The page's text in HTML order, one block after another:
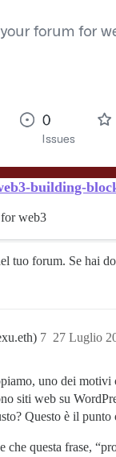
building-
web3
tuo forum. Se hai
27 Luglio
7
uno dei
siti web su
Questo è il punto
che questa frase,